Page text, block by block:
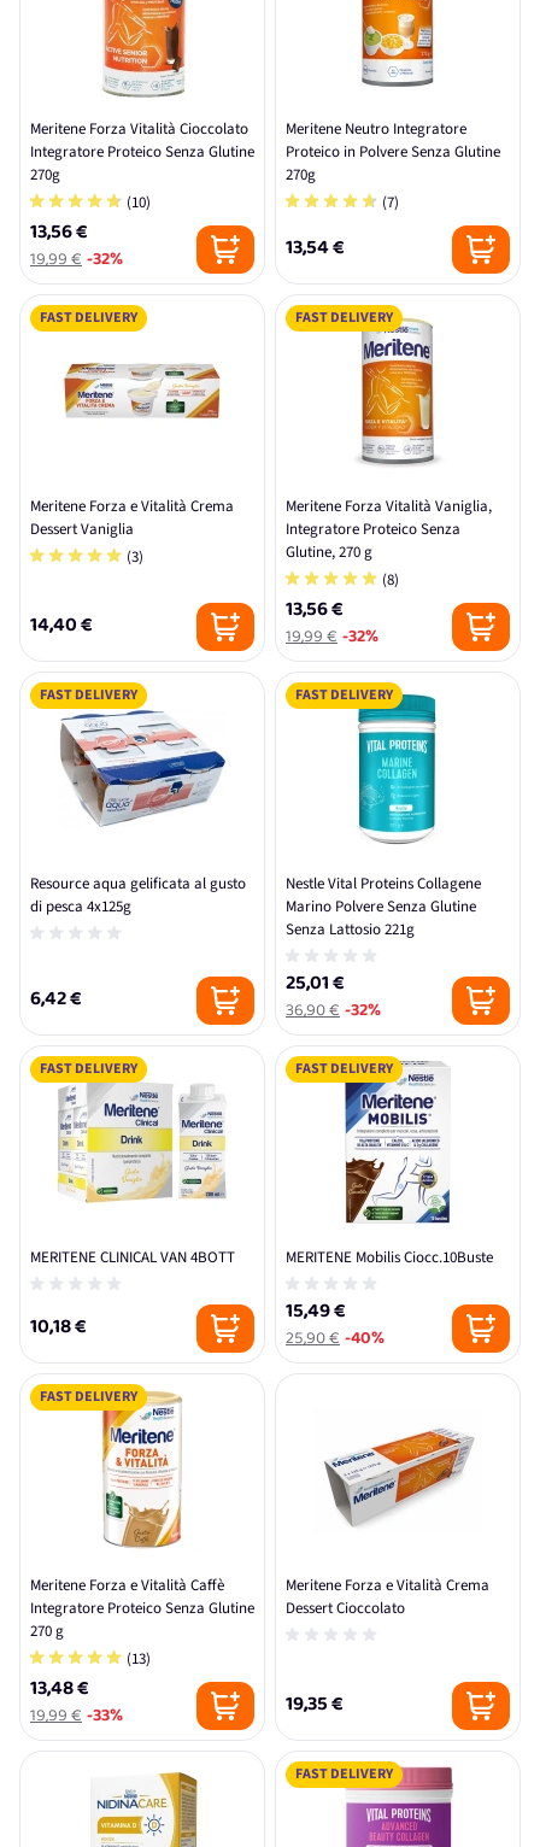
Meritene Forza Vitalità Cioccolato
Integratore Proteico Senza Glutine
270g
(10)
13,56 €
19,99 €-32%
Meritene Neutro Integratore
Proteico in Polvere Senza Glutine
270g
(7)
13,54 €
FAST DELIVERY
Meritene Forza e Vitalità Crema
Dessert Vaniglia
(3)
14,40 €
FAST DELIVERY
Meritene Forza Vitalità Vaniglia,
Integratore Proteico Senza
Glutine, 270 g
(8)
13,56 €
19,99 €-32%
FAST DELIVERY
Resource aqua gelificata al gusto
di pesca 4x125g
6,42 €
FAST DELIVERY
Nestle Vital Proteins Collagene
Marino Polvere Senza Glutine
Senza Lattosio 221g
25,01 €
36,90 €-32%
FAST DELIVERY
MERITENE CLINICAL VAN 4BOTT
10,18 €
FAST DELIVERY
MERITENE Mobilis Ciocc.10Buste
15,49 €
25,90 €-40%
FAST DELIVERY
Meritene Forza e Vitalità Caffè
Integratore Proteico Senza Glutine
270 g
(13)
13,48 €
19,99 €-33%
Meritene Forza e Vitalità Crema
Dessert Cioccolato
19,35 €
FAST DELIVERY